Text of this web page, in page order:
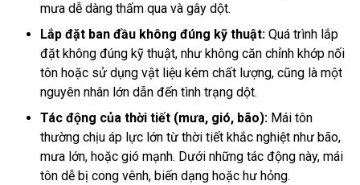
mưa dễ dàng thấm qua và gây dột.
Lắp đặt ban đầu không đúng kỹ thuật: Quá trình lắp
đặt không đúng kỹ thuật, như không căn chỉnh khớp nối
tôn hoặc sử dụng vật liệu kém chất lượng, cũng là một
nguyên nhân lớn dẫn đến tình trạng dột.
Tác động của thời tiết (mưa, gió, bão): Mái tôn
thường chịu áp lực lớn từ thời tiết khắc nghiệt như bão,
mưa lớn, hoặc gió mạnh. Dưới những tác động này, mái
tôn dễ bị cong vênh, biến dạng hoặc hư hỏng.